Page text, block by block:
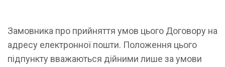
Замовника про прийняття умов цього Договору на
адресу електронної пошти. Положення цього
підпункту вважаються дійними лише за умови